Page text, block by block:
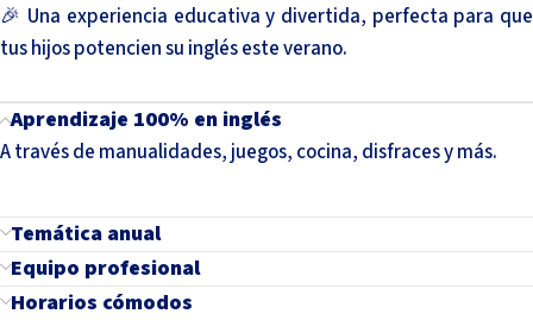
🎉 Una experiencia educativa y divertida, perfecta para que
tus hijos potencien su inglés este verano.
Aprendizaje 100% en inglés
A través de manualidades, juegos, cocina, disfraces y más.
Temática anual
Equipo profesional
Horarios cómodos